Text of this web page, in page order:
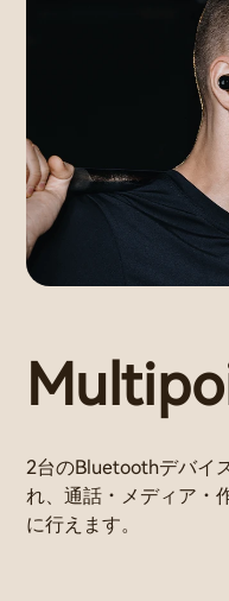
2台のBluetoothデバイ
れ、通話・メディア・
に行えます。